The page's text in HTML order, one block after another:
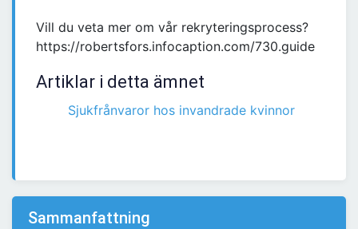
Vill du veta mer om vår rekryteringsprocess?
https://robertsfors.infocaption.com/730.guide
Artiklar i detta ämnet
Sjukfrånvaror hos invandrade kvinnor
Sammanfattning